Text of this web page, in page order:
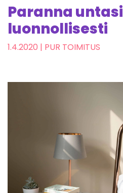
Paranna untasi
luonnollisesti
1.4.2020 | PUR TOIMITUS